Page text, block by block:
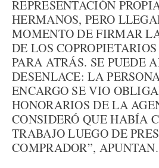
REPRESENTACIÓN
HERMANOS, PERO
MOMENTO DE FIRMAR
DE LOS
PARA ATRÁS. SE PUEDE
DESENLACE: LA
ENCARGO SE VIO
HONORARIOS DE LA
CONSIDERÓ QUE HABÍA
TRABAJO LUEGO DE
COMPRADOR”, APUNTAN.